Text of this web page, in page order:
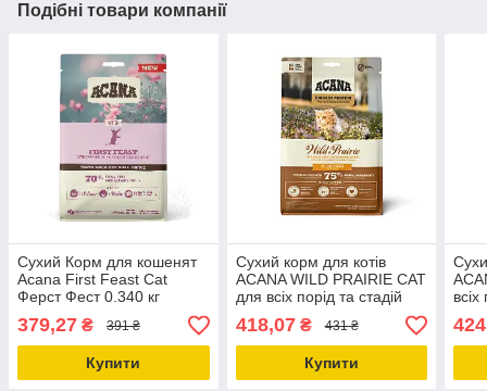
Подібні товари компанії
Сухий Корм для кошенят
Acana First Feast Cat
Ферст Фест 0.340 кг
379,27 ₴ 391 ₴
Купити
Сухий корм для котів
ACANA WILD PRAIRIE CAT
для всіх порід та стадій
418,07₴ 431 ₴
Купити